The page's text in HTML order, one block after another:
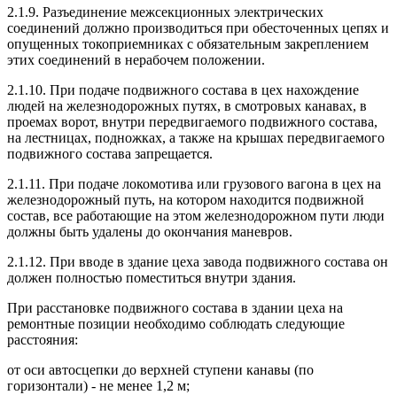
2.1.9. Разъединение межсекционных электрических
соединений должно производиться при обесточенных цепях и
опущенных токоприемниках с обязательным закреплением
этих соединений в нерабочем положении.
2.1.10. При подаче подвижного состава в цех нахождение
людей на железнодорожных путях, в смотровых канавах, в
проемах ворот, внутри передвигаемого подвижного состава,
на лестницах, подножках, а также на крышах передвигаемого
подвижного состава запрещается.
2.1.11. При подаче локомотива или грузового вагона в цех на
железнодорожный путь, на котором находится подвижной
состав, все работающие на этом железнодорожном пути люди
должны быть удалены до окончания маневров.
2.1.12. При вводе в здание цеха завода подвижного состава он
должен полностью поместиться внутри здания.
При расстановке подвижного состава в здании цеха на
ремонтные позиции необходимо соблюдать следующие
расстояния:
от оси автосцепки до верхней ступени канавы (по
горизонтали) - не менее 1,2 м;